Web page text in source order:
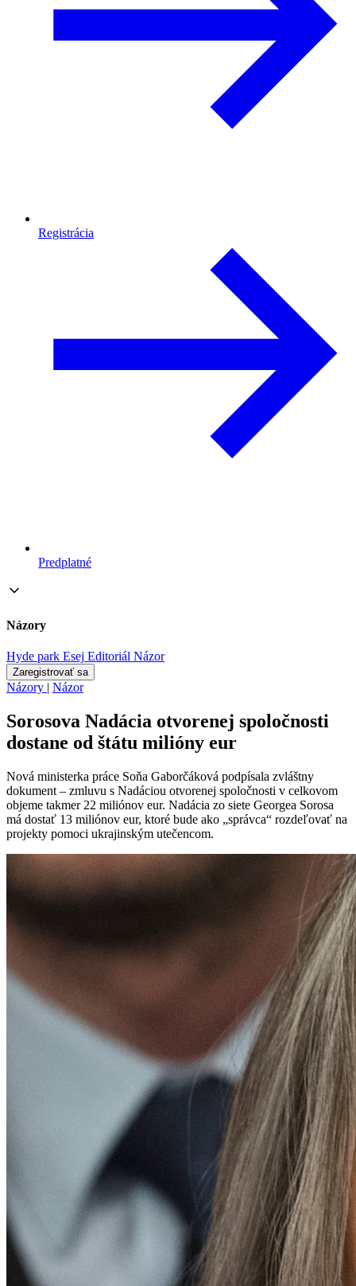
Registrácia
Predplatné
Názory
Hyde park Esej Editoriál Názor
Zaregistrovať sa
Názory | Názor
Sorosova Nadácia otvorenej spoločnosti
dostane od štátu milióny eur
Nová ministerka práce Soňa Gaborčáková podpísala zvláštny
dokument – zmluvu s Nadáciou otvorenej spoločnosti v celkovom
objeme takmer 22 miliónov eur. Nadácia zo siete Georgea Sorosa
má dostať 13 miliónov eur, ktoré bude ako „správca“ rozdeľovať na
projekty pomoci ukrajinským utečencom.